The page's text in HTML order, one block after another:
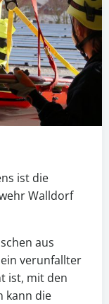
ist die
Walldorf
aus
verunfallter
ist, mit den
kann die